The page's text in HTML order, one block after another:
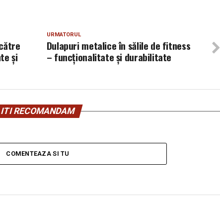
URMATORUL
Dulapuri metalice în sălile de fitness
– funcționalitate și durabilitate
și
ITI RECOMANDAM
COMENTEAZA SI TU